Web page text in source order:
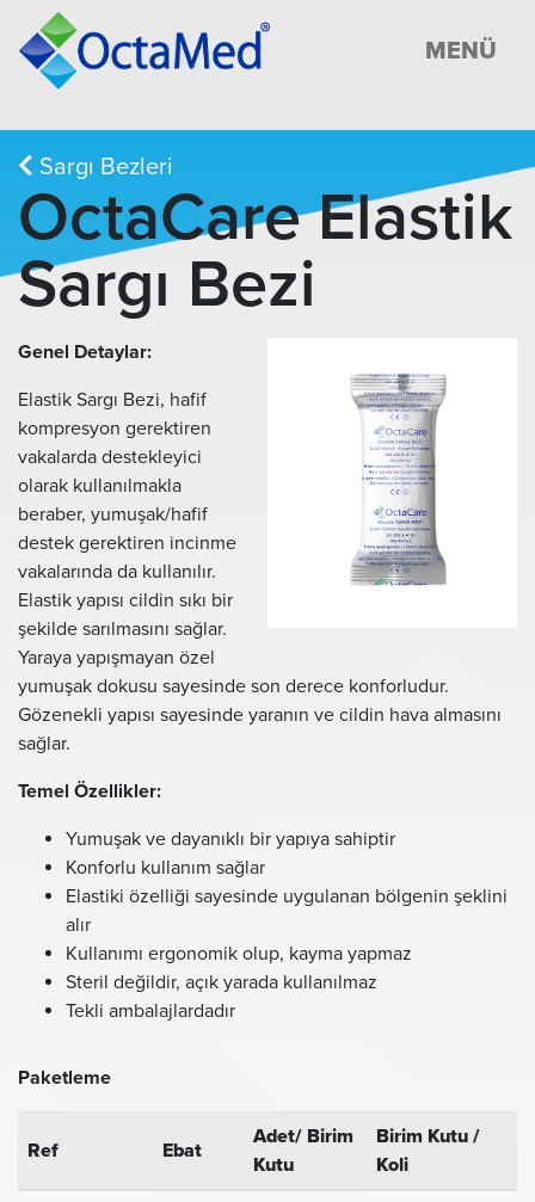
MENÜ
Sargı Bezleri
OctaCare Elastik
Sargı Bezi
Genel Detaylar:
Elastik Sargı Bezi, hafif
kompresyon gerektiren
vakalarda destekleyici
olarak kullanılmakla
beraber, yumuşak/hafif
destek gerektiren incinme
vakalarında da kullanılır.
Elastik yapısı cildin sıkı bir
şekilde sarılmasını sağlar.
Yaraya yapışmayan özel
yumuşak dokusu sayesinde son derece konforludur.
Gözenekli yapısı sayesinde yaranın ve cildin hava almasını
sağlar.
Temel Özellikler:
Yumuşak ve dayanıklı bir yapıya sahiptir
Konforlu kullanım sağlar
Elastiki özelliği sayesinde uygulanan bölgenin şeklini
alır
Kullanımı ergonomik olup, kayma yapmaz
Steril değildir, açık yarada kullanılmaz
Tekli ambalajlardadır
Paketleme
Ref Ebat
Adet/ Birim
Kutu
Birim Kutu /
Koli